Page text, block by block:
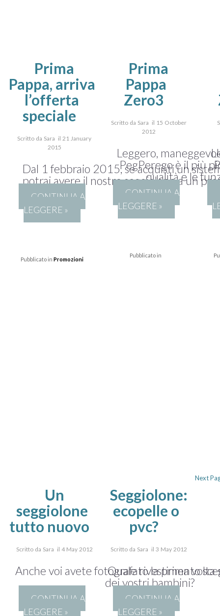
Prima
Pappa, arriva
l’offerta
speciale
Scritto da Sara il 21 January
2015
Dal 1 febbraio 2015, se acquisti un
potrai avere il nostro seggiolone a un
CONTINUA A
LEGGERE »
Pubblicato in Promozioni
Prima
Pappa
Zero3
Scritto da Sara il 15 October
2012
Leggero,
PegPerego è il più
qualità e le
CONTINUA A
LEGGERE »
Pubblicato in
Un
seggiolone
tutto nuovo
Scritto da Sara il 4 May 2012
Anche voi avete fotografato la prima volta
dei vostri bambini?
CONTINUA A
LEGGERE »
Seggiolone:
ecopelle o
pvc?
Scritto da Sara il 3 May 2012
Quale rivestimento
CONTINUA A
LEGGERE »
Next